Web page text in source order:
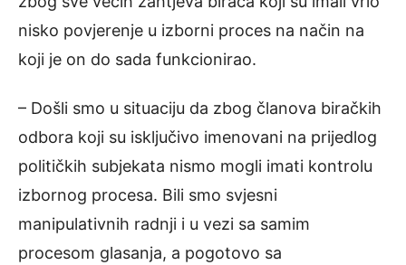
nisko povjerenje u izborni proces na način na
koji je on do sada funkcionirao.
– Došli smo u situaciju da zbog članova biračkih
odbora koji su isključivo imenovani na prijedlog
političkih subjekata nismo mogli imati kontrolu
izbornog procesa. Bili smo svjesni
manipulativnih radnji i u vezi sa samim
procesom glasanja, a pogotovo sa